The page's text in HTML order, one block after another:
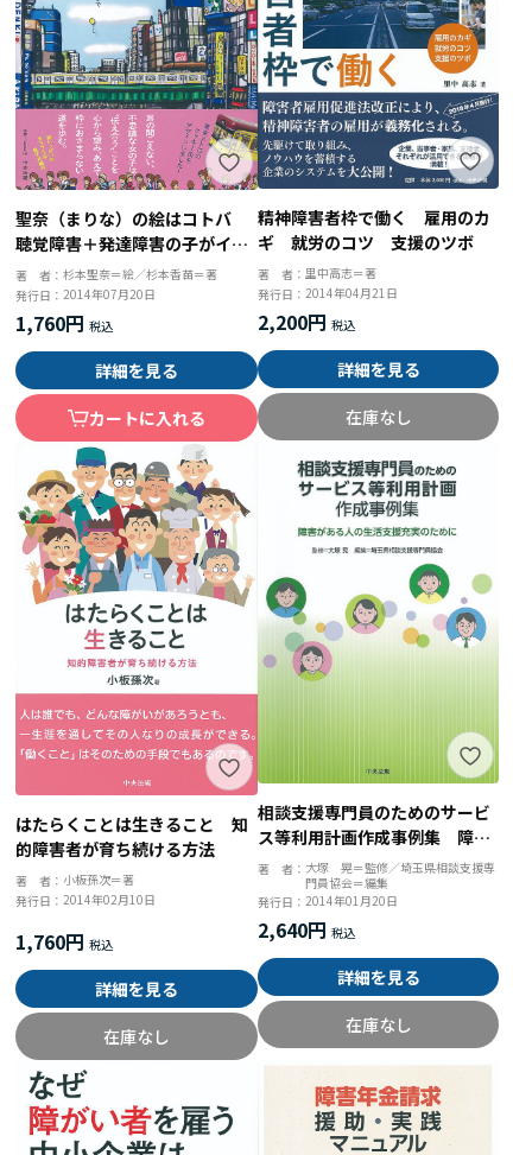
聖奈（まりな）の絵はコトバ
聴覚障害＋発達障害の子がイラ
スト作家になるまで
著 者：杉本聖奈＝絵／杉本香苗＝著
発行日：2014年07月20日
1,760円
詳細を見る
カートに入れる
精神障害者枠で働く 雇用のカ
ギ 就労のコツ 支援のツボ
著 者： 里中高志＝著
発行日： 2014年04月21日
2,200円
詳細を見る
在庫なし
はたらくことは生きること 知
的障害者が育ち続ける方法
著 者： 小板孫次＝著
発行日：2014年02月10日
1,760円
詳細を見る
在庫なし
相談支援専門員のためのサービ
ス等利用計画作成事例集 障害
がある人の生活支援充実のため
著 者： 大塚 晃＝監修／埼玉県相談支援専
門員協会＝編集
発行日： 2014年01月20日
2,640円
詳細を見る
在庫なし